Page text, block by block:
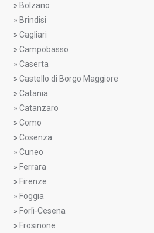
» Bolzano
» Brindisi
» Cagliari
» Campobasso
» Caserta
» Castello di Borgo Maggiore
» Catania
» Catanzaro
» Como
» Cosenza
» Cuneo
» Ferrara
» Firenze
» Foggia
» Forlì-Cesena
» Frosinone